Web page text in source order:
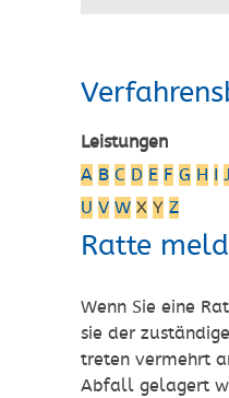
Leistungen
A B C D E F G H I J
U V W X Y Z
Ratte
Wenn Sie eine
sie der
treten vermehrt
Abfall gelagert